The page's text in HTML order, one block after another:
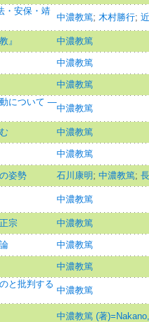
・安保・靖
中濃教篤; 木村勝行;
』 中濃教篤
中濃教篤
中濃教篤
について —
中濃教篤
中濃教篤
中濃教篤
姿勢 石川康明 ; 中濃教篤;
中濃教篤
宗 中濃教篤
中濃教篤
中濃教篤
と批判する
中濃教篤
中濃教篤 (著